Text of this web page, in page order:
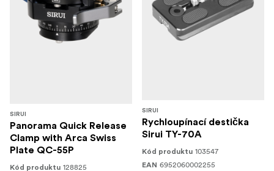
SIRUI
Panorama Quick Release
Clamp with Arca Swiss
Plate QC-55P
Kód produktu 128825
SIRUI
Rychloupínací destička
Sirui TY-70A
Kód produktu 103547
EAN 6952060002255